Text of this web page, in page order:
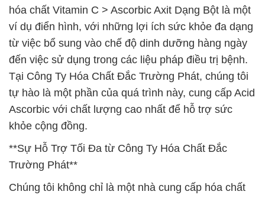
hóa chất Vitamin C > Ascorbic Axit Dạng Bột là một
ví dụ điển hình, với những lợi ích sức khỏe đa dạng
từ việc bổ sung vào chế độ dinh dưỡng hàng ngày
đến việc sử dụng trong các liệu pháp điều trị bệnh.
Tại Công Ty Hóa Chất Đắc Trường Phát, chúng tôi
tự hào là một phần của quá trình này, cung cấp Acid
Ascorbic với chất lượng cao nhất để hỗ trợ sức
khỏe cộng đồng.
**Sự Hỗ Trợ Tối Đa từ Công Ty Hóa Chất Đắc
Trường Phát**
Chúng tôi không chỉ là một nhà cung cấp hóa chất